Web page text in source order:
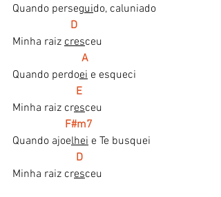
Quando perseguido, caluniado
  D
Minha raiz cresceu
A
Quando perdoei e esqueci
  E
Minha raiz cresceu
    F#m7
Quando ajoelhei e Te busquei
D
Minha raiz cresceu